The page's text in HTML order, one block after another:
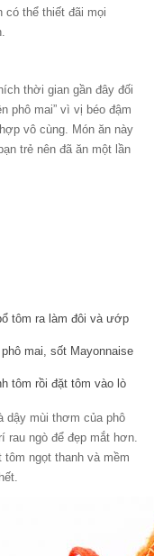
thể thiết đãi mọi
thời gian gần đây đối
phô mai” vì vị béo đậm
vô cùng. Món ăn này
trẻ nên đã ăn một lần
tôm ra làm đôi và ướp
mai, sốt Mayonnaise
tôm rồi đặt tôm vào lò
dậy mùi thơm của phô
rau ngò để đẹp mắt hơn.
ngọt thanh và mềm